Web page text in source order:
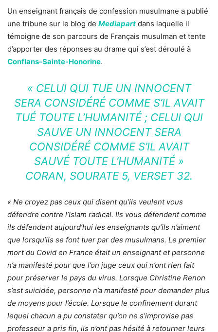
Un enseignant français de confession musulmane a publié
une tribune sur le blog de Mediapart dans laquelle il
témoigne de son parcours de Français musulman et tente
d’apporter des réponses au drame qui s’est déroulé à
Conflans-Sainte-Honorine.
« CELUI QUI TUE UN INNOCENT
SERA CONSIDÉRÉ COMME S’IL AVAIT
TUÉ TOUTE L’HUMANITÉ ; CELUI QUI
SAUVE UN INNOCENT SERA
CONSIDÉRÉ COMME S’IL AVAIT
SAUVÉ TOUTE L’HUMANITÉ »
CORAN, SOURATE 5, VERSET 32.
« Ne croyez pas ceux qui disent qu’ils veulent vous
défendre contre l’Islam radical. Ils vous défendent comme
ils défendent aujourd’hui les enseignants qu’ils n’aiment
que lorsqu’ils se font tuer par des musulmans. Le premier
mort du Covid en France était un enseignant et personne
n’a manifesté pour que l’on juge ceux qui n’ont rien fait
pour préserver le pays du virus. Lorsque Christine Renon
s’est suicidée, personne n’a manifesté pour demander plus
de moyens pour l’école. Lorsque le confinement durant
lequel chacun a pu constater qu’on ne s’improvise pas
professeur a pris fin, ils n’ont pas hésité à retourner leurs